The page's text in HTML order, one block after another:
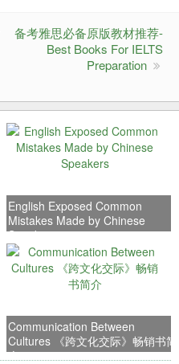
备考雅思必备原版教材推荐-
Best Books For IELTS
Preparation
English Exposed Common
Mistakes Made by Chinese
Speakers
Communication Between
Cultures 《跨文化交际》畅销书简
介